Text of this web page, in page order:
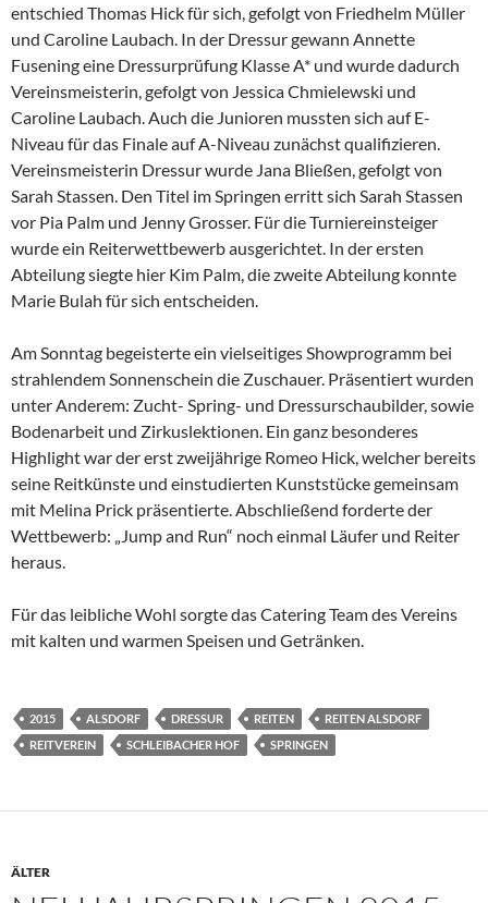
entschied Thomas Hick für sich, gefolgt von Friedhelm Müller
und Caroline Laubach. In der Dressur gewann Annette
Fusening eine Dressurprüfung Klasse A* und wurde dadurch
Vereinsmeisterin, gefolgt von Jessica Chmielewski und
Caroline Laubach. Auch die Junioren mussten sich auf E-
Niveau für das Finale auf A-Niveau zunächst qualifizieren.
Vereinsmeisterin Dressur wurde Jana Bließen, gefolgt von
Sarah Stassen. Den Titel im Springen erritt sich Sarah Stassen
vor Pia Palm und Jenny Grosser. Für die Turniereinsteiger
wurde ein Reiterwettbewerb ausgerichtet. In der ersten
Abteilung siegte hier Kim Palm, die zweite Abteilung konnte
Marie Bulah für sich entscheiden.
Am Sonntag begeisterte ein vielseitiges Showprogramm bei
strahlendem Sonnenschein die Zuschauer. Präsentiert wurden
unter Anderem: Zucht- Spring- und Dressurschaubilder, sowie
Bodenarbeit und Zirkuslektionen. Ein ganz besonderes
Highlight war der erst zweijährige Romeo Hick, welcher bereits
seine Reitkünste und einstudierten Kunststücke gemeinsam
mit Melina Prick präsentierte. Abschließend forderte der
Wettbewerb: „Jump and Run“ noch einmal Läufer und Reiter
heraus.
Für das leibliche Wohl sorgte das Catering Team des Vereins
mit kalten und warmen Speisen und Getränken.
2015 ALSDORF DRESSUR REITEN
REITEN ALSDORF
REITVEREIN
SCHLEIBACHER HOF SPRINGEN
ÄLTER